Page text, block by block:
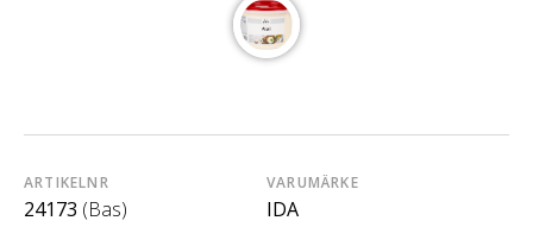
ARTIKELNR
24173 (Bas)
VARUMÄRKE
IDA